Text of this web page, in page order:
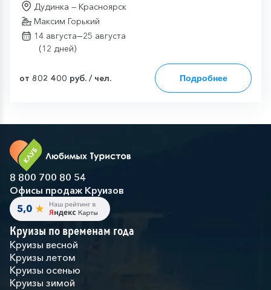
Дудинка — Красноярск
Максим Горький
14 августа—25 августа
(12 дней)
Подробнее
от 802 400 руб. / чел.
8 800 700 80 54
Офисы продаж Круизов
Круизы по временам года
Круизы весной
Круизы летом
Круизы осенью
Круизы зимой